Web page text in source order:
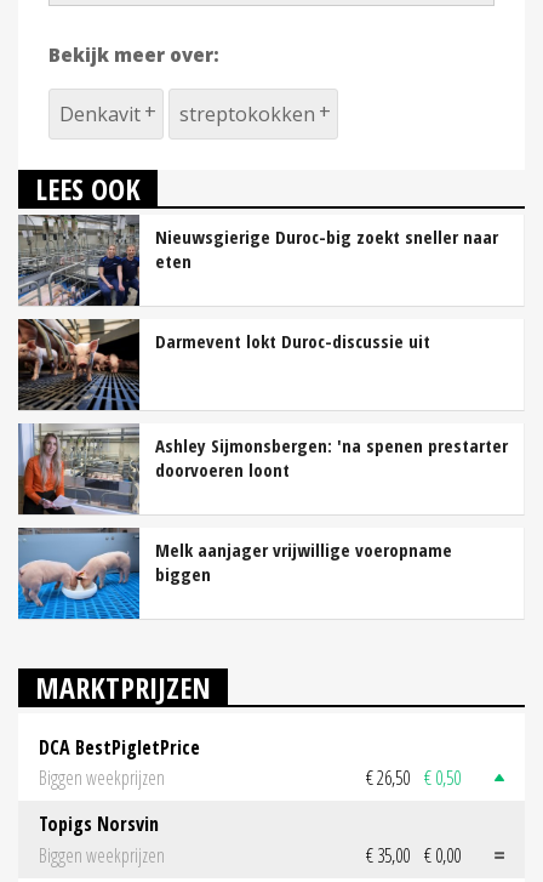
Bekijk meer over:
Denkavit streptokokken
LEES OOK
Nieuwsgierige Duroc-big zoekt sneller naar
eten
Darmevent lokt Duroc-discussie uit
Ashley Sijmonsbergen: 'na spenen prestarter
doorvoeren loont
Melk aanjager vrijwillige voeropname
biggen
MARKTPRIJZEN
DCA BestPigletPrice
Biggen weekprijzen
€ 26,50 € 0,50
Topigs Norsvin
Biggen weekprijzen
€ 35,00 € 0,00